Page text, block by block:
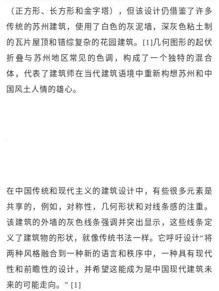
（正方形、长方形和金字塔），但该设计仍借鉴了许多
传统的苏州建筑，使用了白色的灰泥墙，深灰色粘土制
的瓦片屋顶和错综复杂的花园建筑。[1]几何图形的起伏
折叠与苏州地区常见的色调，构成了一个独特的混合
体，代表了建筑师在当代建筑语境中重新构想苏州和中
国风土人情的雄心。
在中国传统和现代主义的建筑设计中，有些很多元素是
共享的，例如，对称性，几何形状和对线条感的注重。
该建筑的外墙的灰色线条强调并突出显示，这些线条定
义了建筑物的形状，就像传统书法一样。它呼吁设计“将
两种风格融合到一种新的语言和秩序中，一种具有现代
性和前瞻性的设计，并希望这能成为是中国现代建筑未
来的可能走向。” [1]